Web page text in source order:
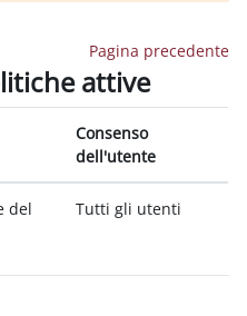
Pagina precedente
attive
Consenso
dell'utente
del
Tutti gli utenti